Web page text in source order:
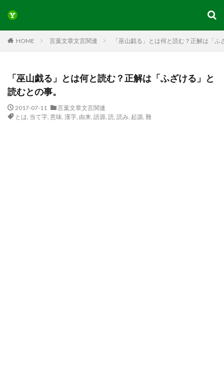
HOME 言葉文章文言関連 「巫山戯る」とは何と読む？正解は「
「巫山戯る」とは何と読む？正解は「ふざける」と
読むとの事。
2017-07-11
言葉文章文言関連
とは, 当て字, 意味, 漢字, 由来, 語源, 読, 読み, 起源, 難